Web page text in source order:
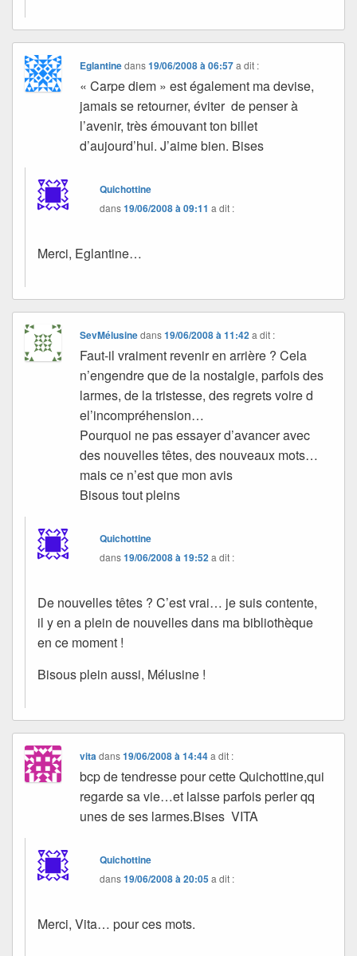
Eglantinedans19/06/2008 à 06:57 a dit :
« Carpe diem » est également ma devise,
jamais se retourner, éviter de penser à
l’avenir, très émouvant ton billet
d’aujourd’hui. J’aime bien. Bises
Quichottine
dans19/06/2008 à 09:11 a dit :
Merci, Eglantine…
SevMélusinedans19/06/2008 à 11:42 a dit :
Faut-il vraiment revenir en arrière ? Cela
n’engendre que de la nostalgie, parfois des
larmes, de la tristesse, des regrets voire d
el’incompréhension…
Pourquoi ne pas essayer d’avancer avec
des nouvelles têtes, des nouveaux mots…
mais ce n’est que mon avis
Bisous tout pleins
Quichottine
dans19/06/2008 à 19:52a dit :
De nouvelles têtes ? C’est vrai… je suis contente,
il y en a plein de nouvelles dans ma bibliothèque
en ce moment !
Bisous plein aussi, Mélusine !
vitadans19/06/2008 à 14:44 a dit :
bcp de tendresse pour cette Quichottine,qui
regarde sa vie…et laisse parfois perler qq
unes de ses larmes.Bises VITA
Quichottine
dans19/06/2008 à 20:05a dit :
Merci, Vita… pour ces mots.